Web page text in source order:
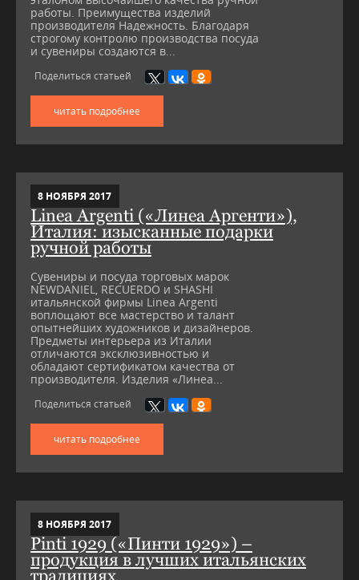
работы. Преимущества изделий
производителя Надежность. Благодаря
строгому контролю производства посуда
и сувениры создаются в...
Поделиться статьей
читать подробнее
8 НОЯБРЯ 2017
Linea Argenti («Линеа Аргенти»),
Италия: изысканные подарки
ручной работы
Сувениры и посуда торговых марок
NEWDANIEL, RECUERDO и SHASHI
итальянской фирмы Linea Argenti
воплощают все мастерство и талант
опытнейших художников и дизайнеров.
Предметы интерьера из Италии
отличаются эксклюзивностью и
обладают сертификатом качества от
производителя. Изделия «Линеа...
Поделиться статьей
читать подробнее
8 НОЯБРЯ 2017
Pinti 1929 («Пинти 1929») –
продукция в лучших итальянских
традициях